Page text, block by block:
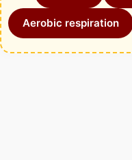
Aerobic respiration